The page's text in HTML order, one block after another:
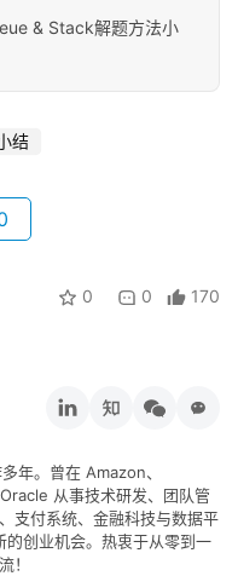
& Stack解题方法小
结
0 0 170
年。曾在 Amazon、
从事技术研发、团队管
支付系统、金融科技与数据平
创业机会。热衷于从零到一
！